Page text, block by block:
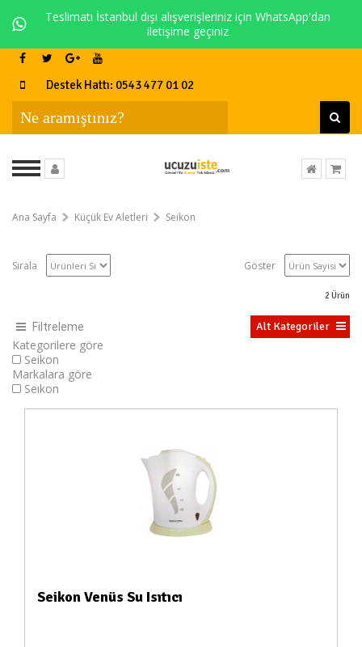
Teslimatı İstanbul dışı alışverişleriniz için WhatsApp'dan
iletişime geçiniz
Destek Hattı: 0543 477 01 02
Ana Sayfa Küçük Ev Aletleri Seikon
Sırala Göster
2 Ürün
Filtreleme
Kategorilere göre
Seikon
Markalara göre
Seıkon
Alt Kategoriler
Seikon Venüs Su Isıtıcı